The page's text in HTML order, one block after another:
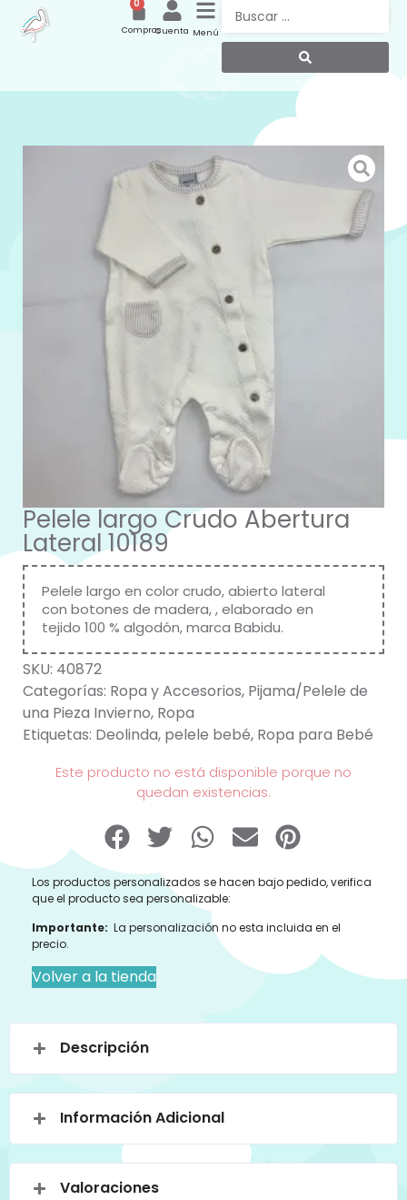
Menú
Cuenta
0
Compras
Pelele largo Crudo Abertura
Lateral 10189
Pelele largo en color crudo, abierto lateral
con botones de madera, , elaborado en
tejido 100 % algodón, marca Babidu.
SKU: 40872
Categorías: Ropa y Accesorios, Pijama/Pelele de
una Pieza Invierno, Ropa
Etiquetas: Deolinda, pelele bebé, Ropa para Bebé
Este producto no está disponible porque no
quedan existencias.
Los productos personalizados se hacen bajo pedido, verifica
que el producto sea personalizable:
Importante: La personalización no esta incluida en el
precio.
Volver a la tienda
Descripción
Información Adicional
Valoraciones